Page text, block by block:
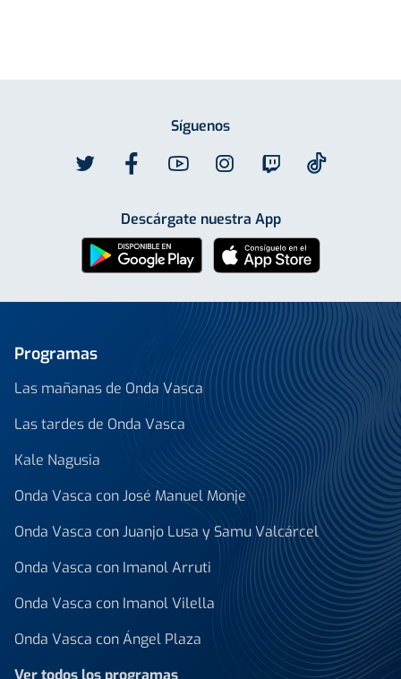
Síguenos
Descárgate nuestra App
Programas
Las mañanas de Onda Vasca
Las tardes de Onda Vasca
Kale Nagusia
Onda Vasca con José Manuel Monje
Onda Vasca con Juanjo Lusa y Samu Valcárcel
Onda Vasca con Imanol Arruti
Onda Vasca con Imanol Vilella
Onda Vasca con Ángel Plaza